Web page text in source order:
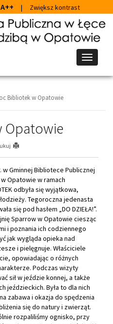
A++ | Zwiększ kontrast
Przełącz
Bibliotek w Opatowie
Opatowie
w Gminnej Bibliotece Publicznej
Opatowie w ramach
odbyła się wyjątkowa,
Tegoroczna jedenasta
się pod hasłem „DO DZIEŁA!”.
Sparrow w Opatowie ciesząc
i poznania ich codziennego
jak wygląda opieka nad
i pielęgnuje. Właściciele
opowiadając o różnych
Podczas wizyty
sił w jeździe konnej, a także
jeździeckich. Była to dla nich
zabawa i okazja do spędzenia
się do natury i zwierząt.
rozpaliliśmy ognisko, przy